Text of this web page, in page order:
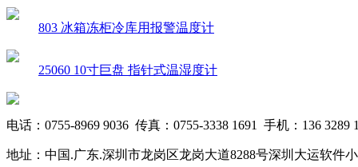
803 冰箱冻柜冷库用报警温度计
25060 10寸巨盘 指针式温湿度计
电话：0755-8969 9036 传真：0755-3338 1691 手机：136 3289
地址：中国.广东.深圳市龙岗区龙岗大道8288号深圳大运软件